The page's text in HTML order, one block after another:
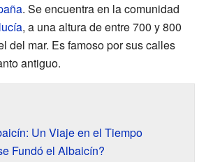
. Se encuentra en la comunidad
, a una altura de entre 700 y 800
del mar. Es famoso por sus calles
antiguo.
Un Viaje en el Tiempo
Fundó el Albaicín?